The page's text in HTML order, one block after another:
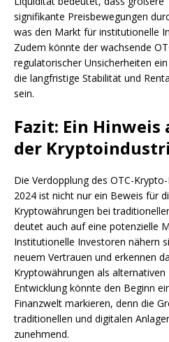
signifikante Preisbewegungen
was den Markt für institutionelle
Zudem könnte der wachsende
regulatorischer Unsicherheiten
die langfristige Stabilität und
sein.
Fazit: Ein
der
Die Verdopplung des OTC-
2024 ist nicht nur ein Beweis für
Kryptowährungen bei
deutet auch auf eine potenzielle
Institutionelle Investoren nähern
neuem Vertrauen und erkennen
Kryptowährungen als
Entwicklung könnte den Beginn
Finanzwelt markieren, denn die
traditionellen und digitalen
zunehmend.